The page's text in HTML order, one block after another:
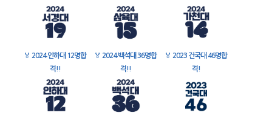
🏅 2024 인하대 12명합
격!!
🏅 2024 백석대 36명합
격!!
🏅 2023 건국대 46명합
격!